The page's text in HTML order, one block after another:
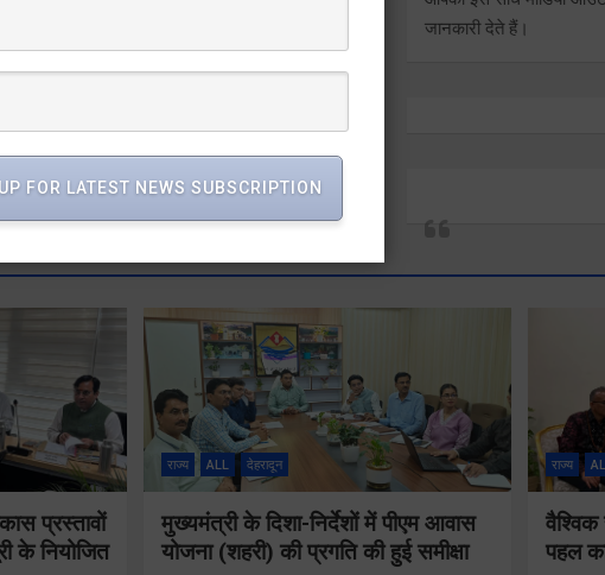
पर भाजपा का दावा, 8 सितंबर को उगेगा विकास
का सूरज
जानकारी देते हैं।
प्रस्तावों
के नियोजित
राज्य ALL देहरादून
मुख्यमंत्री के दिशा-निर्देशों में पीएम आवास
योजना (शहरी) की प्रगति की हुई समीक्षा
राज्य
पहल
FOR LATEST NEWS SUBSCRIPTION